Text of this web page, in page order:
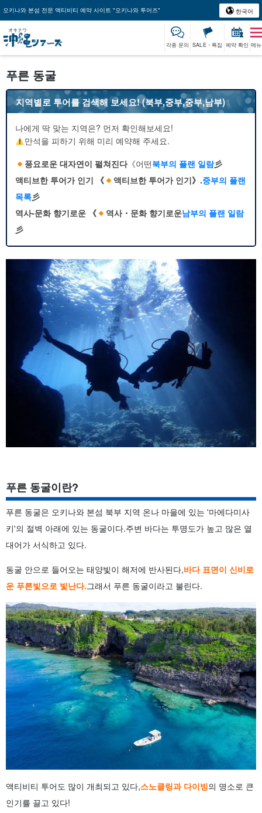
오키나와 본섬 전문 액티비티 예약 사이트 "오키나와 투어즈" 한국어
각종 문의 SALE・특집 예약 확인 메뉴
푸른 동굴
지역별로 투어를 검색해 보세요! (북부,중부,중부,남부)
나에게 딱 맞는 지역은? 먼저 확인해보세요!
만석을 피하기 위해 미리 예약해 주세요.
풍요로운 대자연이 펼쳐진다《어떤북부의 플랜 일람彡
액티브한 투어가 인기 《
액티브한 투어가 인기》.중부의 플랜
목록彡
역사-문화 향기로운 《
역사・문화 향기로운남부의 플랜 일람
彡
푸른 동굴이란?
푸른 동굴은 오키나와 본섬 북부 지역 온나 마을에 있는 '마에다미사
키'의 절벽 아래에 있는 동굴이다.주변 바다는 투명도가 높고 많은 열
대어가 서식하고 있다.
동굴 안으로 들어오는 태양빛이 해저에 반사된다,바다 표면이 신비로
운 푸른빛으로 빛난다.그래서 푸른 동굴이라고 불린다.
액티비티 투어도 많이 개최되고 있다,스노클링과 다이빙의 명소로 큰
인기를 끌고 있다!